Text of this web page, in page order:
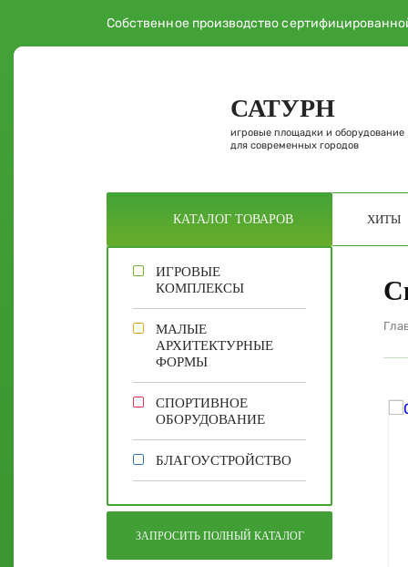
Собственное производство
САТУРН
игровые площадки и оборудование
для современных городов
КАТАЛОГ ТОВАРОВ ХИТЫ
ИГРОВЫЕ
КОМПЛЕКСЫ
МАЛЫЕ
АРХИТЕКТУРНЫЕ
ФОРМЫ
СПОРТИВНОЕ
ОБОРУДОВАНИЕ
БЛАГОУСТРОЙСТВО
ЗАПРОСИТЬ ПОЛНЫЙ КАТАЛОГ